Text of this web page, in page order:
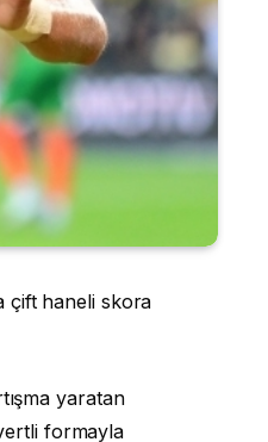
çift haneli skora
yaratan
formayla